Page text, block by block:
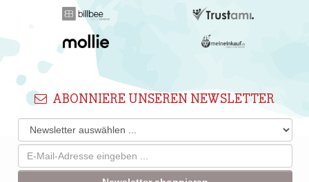
ABONNIERE UNSEREN NEWSLETTER